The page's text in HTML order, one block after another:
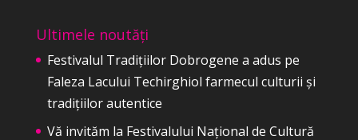
Ultimele noutăți
Festivalul Tradițiilor Dobrogene a adus pe
Faleza Lacului Techirghiol farmecul culturii și
tradițiilor autentice
Vă invităm la Festivalului Național de Cultură